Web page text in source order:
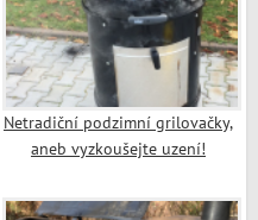
Netradiční podzimní grilovačky,
aneb vyzkoušejte uzení!